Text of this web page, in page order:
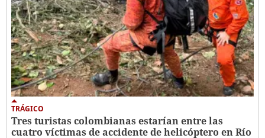
TRÁGICO
Tres turistas colombianas estarían entre las
cuatro víctimas de accidente de helicóptero en Río